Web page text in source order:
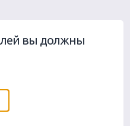
вы должны